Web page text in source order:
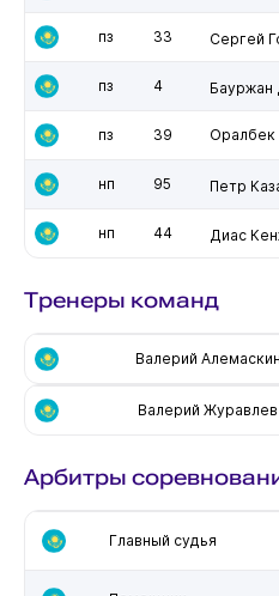
пз 33 Сергей
пз 4 Бауржан
пз 39 Оралбек
нп 95 Петр
нп 44 Диас
Тренеры команд
Валерий Алемаскин
Валерий Журавлев
Арбитры
Главный судья